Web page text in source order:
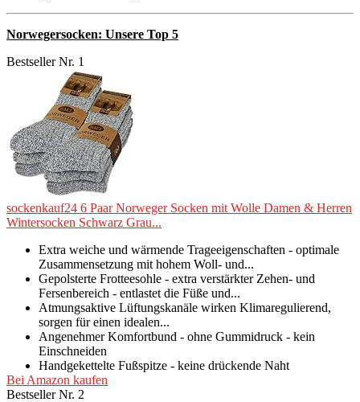
Norwegersocken: Unsere Top 5
Bestseller Nr. 1
sockenkauf24 6 Paar Norweger Socken mit Wolle Damen & Herren
Wintersocken Schwarz Grau...
Extra weiche und wärmende Trageeigenschaften - optimale
Zusammensetzung mit hohem Woll- und...
Gepolsterte Frotteesohle - extra verstärkter Zehen- und
Fersenbereich - entlastet die Füße und...
Atmungsaktive Lüftungskanäle wirken Klimaregulierend,
sorgen für einen idealen...
Angenehmer Komfortbund - ohne Gummidruck - kein
Einschneiden
Handgekettelte Fußspitze - keine drückende Naht
Bei Amazon kaufen
Bestseller Nr. 2